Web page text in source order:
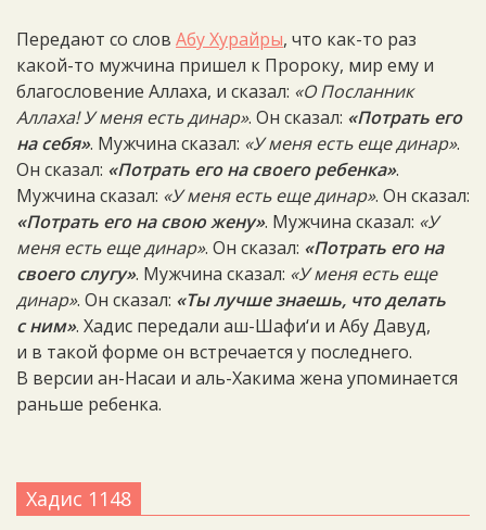
Передают со слов Абу Хурайры, что как-то раз
какой-то мужчина пришел к Пророку, мир ему и
благословение Аллаха, и сказал: «О Посланник
Аллаха! У меня есть динар». Он сказал: «Потрать его
на себя». Мужчина сказал: «У меня есть еще динар».
Он сказал: «Потрать его на своего ребенка».
Мужчина сказал: «У меня есть еще динар». Он сказал:
«Потрать его на свою жену». Мужчина сказал: «У
меня есть еще динар». Он сказал: «Потрать его на
своего слугу». Мужчина сказал: «У меня есть еще
динар». Он сказал: «Ты лучше знаешь, что делать
с ним». Хадис передали аш-Шафи‘и и Абу Давуд,
и в такой форме он встречается у последнего.
В версии ан-Насаи и аль-Хакима жена упоминается
раньше ребенка.
Хадис 1148